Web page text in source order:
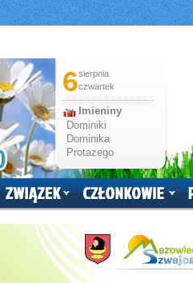
6 sierpnia
czwartek
Imieniny
Dominiki
Dominika
Protazego